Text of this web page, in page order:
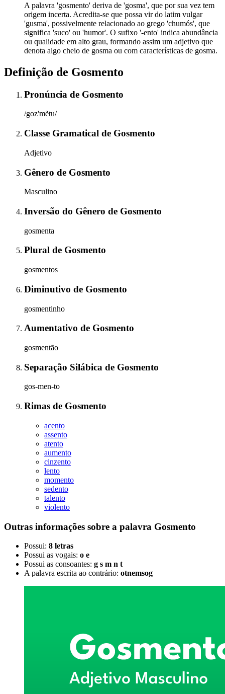
A palavra 'gosmento' deriva de 'gosma', que por sua vez tem
origem incerta. Acredita-se que possa vir do latim vulgar
'gusma', possivelmente relacionado ao grego 'chumós', que
significa 'suco' ou 'humor'. O sufixo '-ento' indica abundância
ou qualidade em alto grau, formando assim um adjetivo que
denota algo cheio de gosma ou com características de gosma.
Definição de Gosmento
Pronúncia de Gosmento
/goz'mẽtu/
Classe Gramatical de Gosmento
Adjetivo
Gênero de Gosmento
Masculino
Inversão do Gênero de Gosmento
gosmenta
Plural de Gosmento
gosmentos
Diminutivo de Gosmento
gosmentinho
Aumentativo de Gosmento
gosmentão
Separação Silábica de Gosmento
gos-men-to
Rimas de Gosmento
acento
assento
atento
aumento
cinzento
lento
momento
sedento
talento
violento
Outras informações sobre a palavra Gosmento
Possui: 8 letras
Possui as vogais: o e
Possui as consoantes: g s m n t
A palavra escrita ao contrário: otnemsog